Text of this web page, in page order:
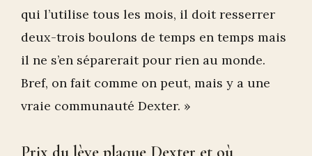
qui l’utilise tous les mois, il doit resserrer
deux-trois boulons de temps en temps mais
il ne s’en séparerait pour rien au monde.
Bref, on fait comme on peut, mais y a une
vraie communauté Dexter. »